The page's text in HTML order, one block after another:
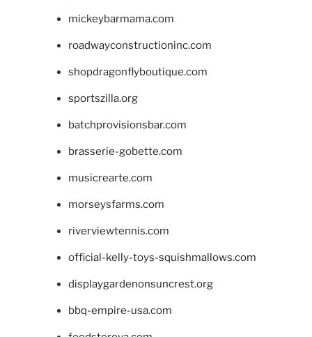
mickeybarmama.com
roadwayconstructioninc.com
shopdragonflyboutique.com
sportszilla.org
batchprovisionsbar.com
brasserie-gobette.com
musicrearte.com
morseysfarms.com
riverviewtennis.com
official-kelly-toys-squishmallows.com
displaygardenonsuncrest.org
bbq-empire-usa.com